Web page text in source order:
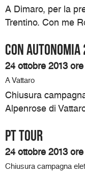
A Dimaro, per la
Trentino. Con me
Con Autonomia
24 ottobre 2013
A Vattaro
Chiusura
Alpenrose di
PT TOUR
24 ottobre 2013
Chiusura campagna